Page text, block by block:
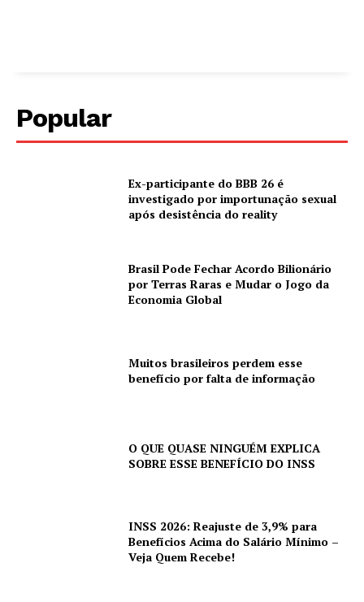
Popular
Ex-participante do BBB 26 é
investigado por importunação sexual
após desistência do reality
Brasil Pode Fechar Acordo Bilionário
por Terras Raras e Mudar o Jogo da
Economia Global
Muitos brasileiros perdem esse
benefício por falta de informação
O QUE QUASE NINGUÉM EXPLICA
SOBRE ESSE BENEFÍCIO DO INSS
INSS 2026: Reajuste de 3,9% para
Benefícios Acima do Salário Mínimo –
Veja Quem Recebe!